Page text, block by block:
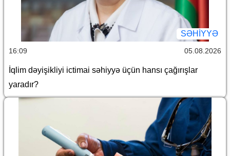
SƏHIYYƏ
16:09 05.08.2026
İqlim dəyişikliyi ictimai səhiyyə üçün hansı çağırışlar
yaradır?